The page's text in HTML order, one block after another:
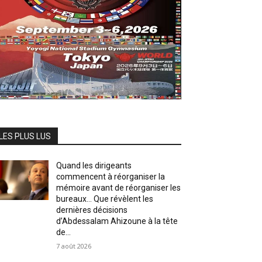
PLUS LUS
Quand les dirigeants
commencent à réorganiser la
mémoire avant de réorganiser les
bureaux… Que révèlent les
dernières décisions
d’Abdessalam Ahizoune à la tête
de...
7 août 2026